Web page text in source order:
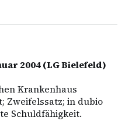
2004 (LG Bielefeld)
Krankenhaus
Zweifelssatz; in dubio
Schuldfähigkeit.